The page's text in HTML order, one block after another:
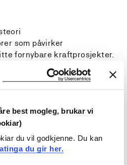
best mogleg, brukar vi
du vil godkjenne. Du kan
du gir her.
som påvirker
fornybare kraftprosjekter.
investeringsteori på gitte